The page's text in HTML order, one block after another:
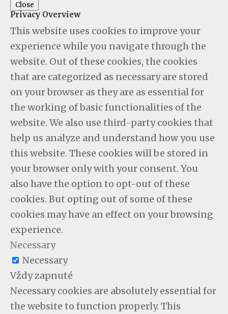
Close
Privacy Overview
This website uses cookies to improve your
experience while you navigate through the
website. Out of these cookies, the cookies
that are categorized as necessary are stored
on your browser as they are as essential for
the working of basic functionalities of the
website. We also use third-party cookies that
help us analyze and understand how you use
this website. These cookies will be stored in
your browser only with your consent. You
also have the option to opt-out of these
cookies. But opting out of some of these
cookies may have an effect on your browsing
experience.
Necessary
Necessary
Vždy zapnuté
Necessary cookies are absolutely essential for
the website to function properly. This